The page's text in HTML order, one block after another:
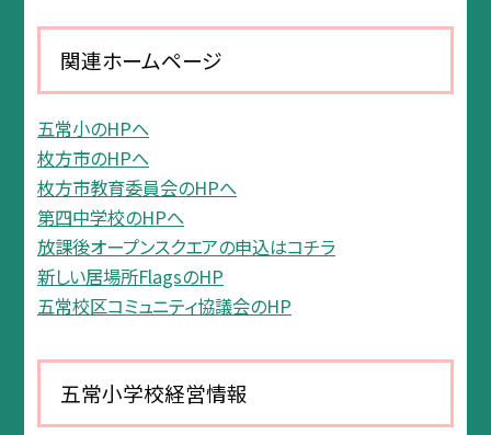
関連ホームページ
五常小のHPへ
枚方市のHPへ
枚方市教育委員会のHPへ
第四中学校のHPへ
放課後オープンスクエアの申込はコチラ
新しい居場所FlagsのHP
五常校区コミュニティ協議会のHP
五常小学校経営情報